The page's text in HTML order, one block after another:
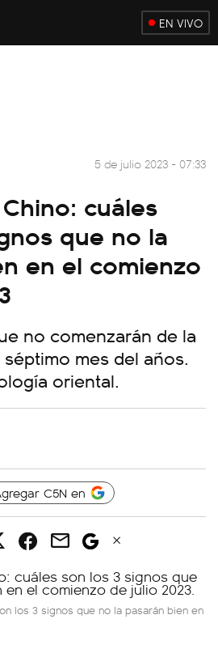
EN VIVO
5 de julio 2023 - 07:33
cuáles
que no la
en el comienzo
no comenzarán de la
mes del años.
oriental.
C5N en
los 3 signos que no la pasarán bien en